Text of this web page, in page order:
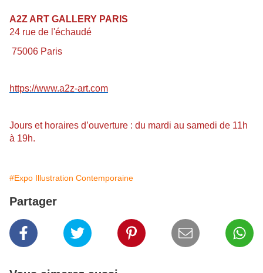
A2Z ART GALLERY PARIS
24 rue de l'échaudé
75006 Paris
https://www.a2z-art.com
Jours et horaires d’ouverture : du mardi au samedi de 11h
à 19h.
#Expo Illustration Contemporaine
Partager